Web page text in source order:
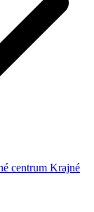
centrum Krajné